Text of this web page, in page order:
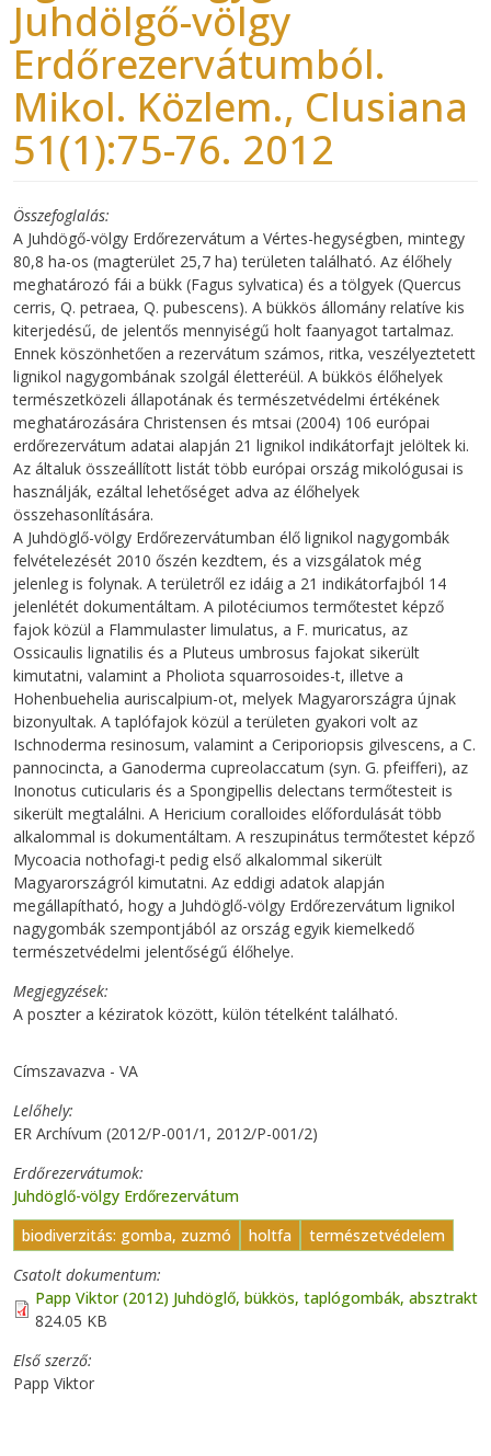
Juhdölgő-völgy
Erdőrezervátumból.
Mikol. Közlem., Clusiana
51(1):75-76. 2012
Összefoglalás
A Juhdögő-völgy Erdőrezervátum a Vértes-hegységben, mintegy
80,8 ha-os (magterület 25,7 ha) területen található. Az élőhely
meghatározó fái a bükk (Fagus sylvatica) és a tölgyek (Quercus
cerris, Q. petraea, Q. pubescens). A bükkös állomány relatíve kis
kiterjedésű, de jelentős mennyiségű holt faanyagot tartalmaz.
Ennek köszönhetően a rezervátum számos, ritka, veszélyeztetett
lignikol nagygombának szolgál életteréül. A bükkös élőhelyek
természetközeli állapotának és természetvédelmi értékének
meghatározására Christensen és mtsai (2004) 106 európai
erdőrezervátum adatai alapján 21 lignikol indikátorfajt jelöltek ki.
Az általuk összeállított listát több európai ország mikológusai is
használják, ezáltal lehetőséget adva az élőhelyek
összehasonlítására.
A Juhdöglő-völgy Erdőrezervátumban élő lignikol nagygombák
felvételezését 2010 őszén kezdtem, és a vizsgálatok még
jelenleg is folynak. A területről ez idáig a 21 indikátorfajból 14
jelenlétét dokumentáltam. A pilotéciumos termőtestet képző
fajok közül a Flammulaster limulatus, a F. muricatus, az
Ossicaulis lignatilis és a Pluteus umbrosus fajokat sikerült
kimutatni, valamint a Pholiota squarrosoides-t, illetve a
Hohenbuehelia auriscalpium-ot, melyek Magyarországra újnak
bizonyultak. A taplófajok közül a területen gyakori volt az
Ischnoderma resinosum, valamint a Ceriporiopsis gilvescens, a C.
pannocincta, a Ganoderma cupreolaccatum (syn. G. pfeifferi), az
Inonotus cuticularis és a Spongipellis delectans termőtesteit is
sikerült megtalálni. A Hericium coralloides előfordulását több
alkalommal is dokumentáltam. A reszupinátus termőtestet képző
Mycoacia nothofagi-t pedig első alkalommal sikerült
Magyarországról kimutatni. Az eddigi adatok alapján
megállapítható, hogy a Juhdöglő-völgy Erdőrezervátum lignikol
nagygombák szempontjából az ország egyik kiemelkedő
természetvédelmi jelentőségű élőhelye.
Megjegyzések
A poszter a kéziratok között, külön tételként található.
Címszavazva - VA
Lelőhely
ER Archívum (2012/P-001/1, 2012/P-001/2)
Erdőrezervátumok
Juhdöglő-völgy Erdőrezervátum
biodiverzitás: gomba, zuzmó
holtfa
természetvédelem
Csatolt dokumentum
Papp Viktor (2012) Juhdöglő, bükkös, taplógombák, absztrakt
824.05 KB
Első szerző
Papp Viktor